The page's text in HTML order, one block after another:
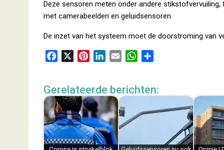
Deze sensoren meten onder andere
met camerabeelden en geluidsensoren.
De inzet van het systeem moet de doorstroming van
e
b
o
o
k
t
e
r
e
s
k
e
d
I
n
i
l
W
t
A
e
Gerelateerde berichten: